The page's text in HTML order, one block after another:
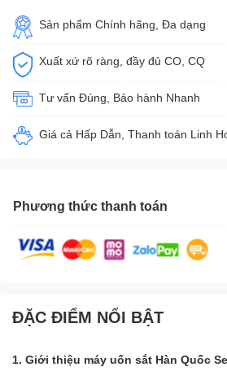
Sản phẩm Chính hãng, Đa dạng
Xuất xứ rõ ràng, đầy đủ CO, CQ
Tư vấn Đúng, Bảo hành Nhanh
Giá cả Hấp Dẫn, Thanh toán Linh
Phương thức thanh toán
ĐẶC ĐIỂM NỔI BẬT
1. Giới thiệu máy uốn sắt Hàn Quốc